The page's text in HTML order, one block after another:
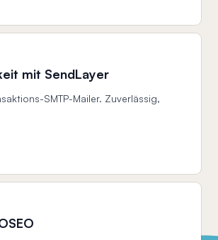
mit SendLayer
SMTP-Mailer. Zuverlässig,